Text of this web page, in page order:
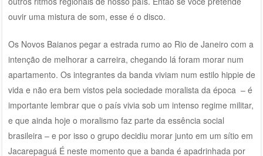
ouvir uma mistura de som, esse é o disco.
Os Novos Baianos pegar a estrada rumo ao Rio de Janeiro com a
intenção de melhorar a carreira, chegando lá foram morar num
apartamento. Os integrantes da banda viviam num estilo hippie de
vida e não era bem vistos pela sociedade moralista da época – é
importante lembrar que o país vivia sob um intenso regime militar,
e que ainda hoje o moralismo faz parte da essência social
brasileira – e por isso o grupo decidiu morar junto em um sítio em
Jacarepaguá É neste momento que a banda é apadrinhada por